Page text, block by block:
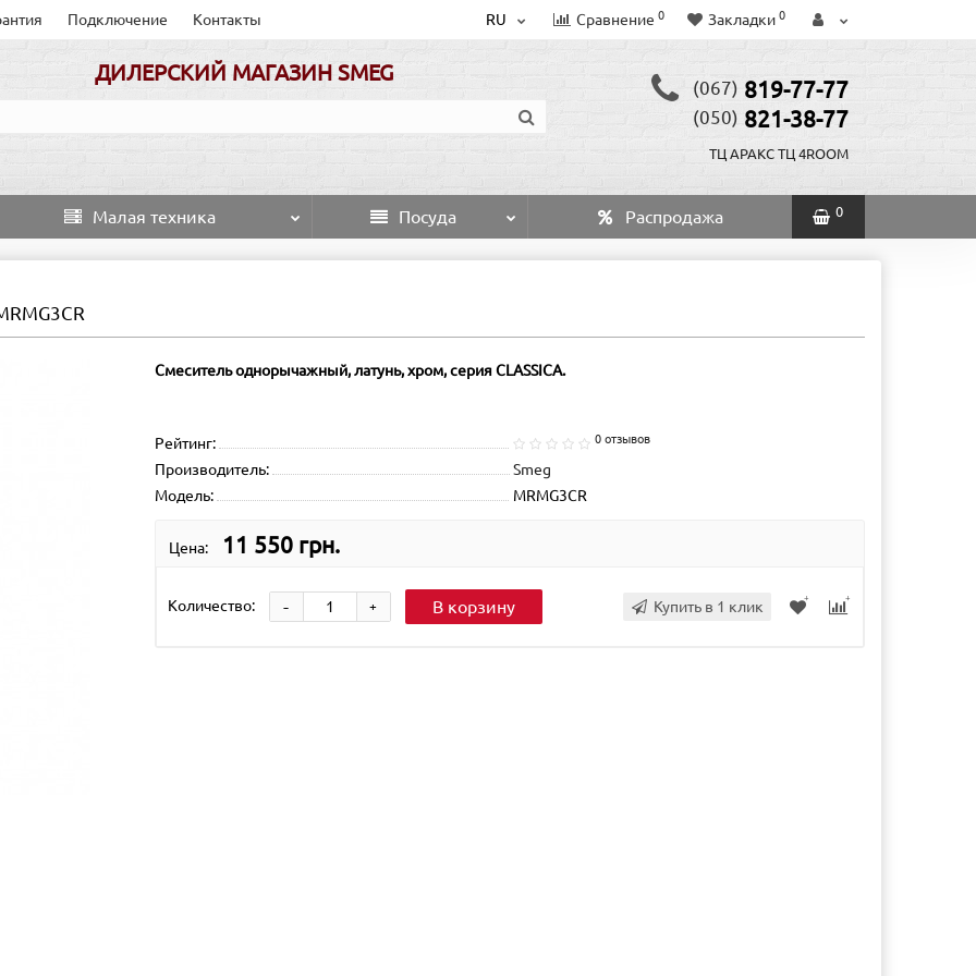
Подключение Контакты RU Сравнение 0 Закладки 0
ДИЛЕРСКИЙ МАГАЗИН SMEG
(067) 819-77-77
(050) 821-38-77
ТЦ АРАКС ТЦ 4ROOM
Малая техника Посуда Распродажа 0
Смеситель однорычажный, латунь, хром, серия CLASSICA.
Рейтинг: 0 отзывов
Производитель:
Smeg
Модель:
MRMG3CR
Цена: 11 550 грн.
Количество: +
- В корзину Купить в 1 клик